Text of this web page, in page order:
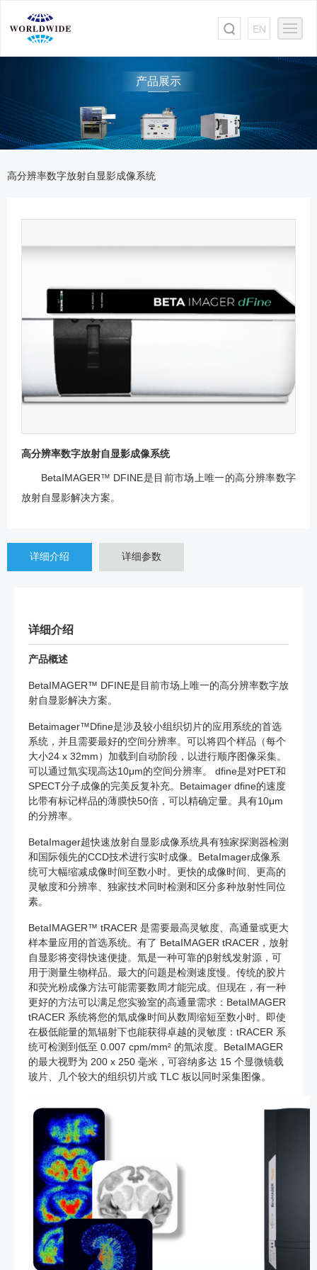
EN
产品展示
高分辨率数字放射自显影成像系统
高分辨率数字放射自显影成像系统
BetaIMAGER™ DFINE是目前市场上唯一的高分辨率数字
放射自显影解决方案。
详细介绍 详细参数
详细介绍
产品概述
BetaIMAGER™ DFINE是目前市场上唯一的高分辨率数字放
射自显影解决方案。
Betaimager™Dfine是涉及较小组织切片的应用系统的首选
系统，并且需要最好的空间分辨率。可以将四个样品（每个
大小24 x 32mm）加载到自动阶段，以进行顺序图像采集。
可以通过氚实现高达10μm的空间分辨率。 dfine是对PET和
SPECT分子成像的完美反复补充。Betaimager dfine的速度
比带有标记样品的薄膜快50倍，可以精确定量。具有10μm
的分辨率。
BetaImager超快速放射自显影成像系统具有独家探测器检测
和国际领先的CCD技术进行实时成像。BetaImager成像系
统可大幅缩减成像时间至数小时。更快的成像时间、更高的
灵敏度和分辨率、独家技术同时检测和区分多种放射性同位
素。
BetaIMAGER™ tRACER 是需要最高灵敏度、高通量或更大
样本量应用的首选系统。有了 BetaIMAGER tRACER，放射
自显影将变得快速便捷。氚是一种可靠的β射线发射源，可
用于测量生物样品。最大的问题是检测速度慢。传统的胶片
和荧光粉成像方法可能需要数周才能完成。但现在，有一种
更好的方法可以满足您实验室的高通量需求：BetaIMAGER
tRACER 系统将您的氚成像时间从数周缩短至数小时。即使
在极低能量的氚辐射下也能获得卓越的灵敏度：tRACER 系
统可检测到低至 0.007 cpm/mm² 的氚浓度。BetaIMAGER
的最大视野为 200 x 250 毫米，可容纳多达 15 个显微镜载
玻片、几个较大的组织切片或 TLC 板以同时采集图像。